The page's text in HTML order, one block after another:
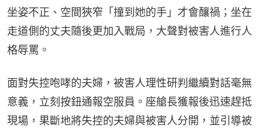
坐姿不正、空間狹窄「撞到她的手」才會釀禍；坐在
走道側的丈夫隨後更加入戰局，大聲對被害人進行人
格辱罵。
面對失控咆哮的夫婦，被害人理性研判繼續對話毫無
意義，立刻按鈕通報空服員。座艙長獲報後迅速趕抵
現場，果斷地將失控的夫婦與被害人分開，並引導被